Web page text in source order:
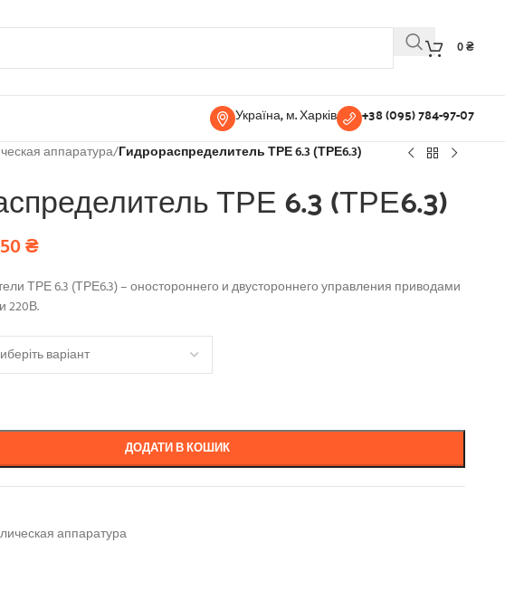
0₴
Україна, м. Харків +38 (095) 784-97-07
аппаратура/Гидрораспределитель ТРЕ 6.3 (ТРЕ6.3)
ТРЕ 6.3 (ТРЕ6.3)
₴
ТРЕ 6.3 (ТРЕ6.3) – оностороннего и двустороннего управления приводами
220В.
ДОДАТИ В КОШИК
аппаратура